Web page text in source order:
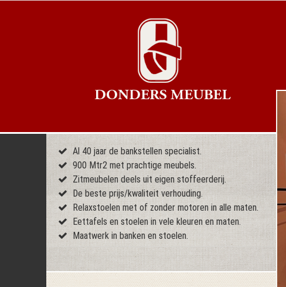
Al 40 jaar de bankstellen specialist.
900 Mtr2 met prachtige meubels.
Zitmeubelen deels uit eigen stoffeerderij.
De beste prijs/kwaliteit verhouding.
Relaxstoelen met of zonder motoren in alle maten.
Eettafels en stoelen in vele kleuren en maten.
Maatwerk in banken en stoelen.